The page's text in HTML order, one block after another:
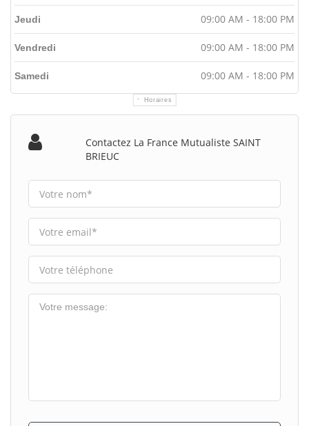
Horaires
Jeudi 09:00 AM - 18:00 PM
Vendredi 09:00 AM - 18:00 PM
Samedi 09:00 AM - 18:00 PM
Contactez La France Mutualiste SAINT
BRIEUC